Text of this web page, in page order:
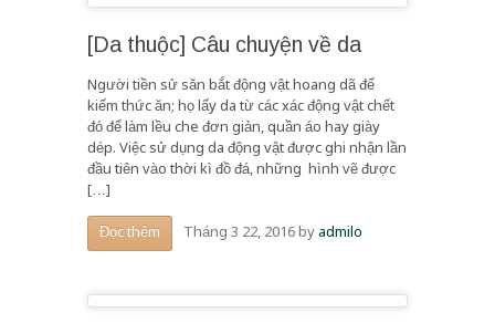
[Da thuộc] Câu chuyện về da
Người tiền sử săn bắt động vật hoang dã để
kiếm thức ăn; họ lấy da từ các xác động vật chết
đó để làm lều che đơn giản, quần áo hay giày
dép. Việc sử dụng da động vật được ghi nhận lần
đầu tiên vào thời kì đồ đá, những hình vẽ được
[…]
Đọc thêm Tháng 3 22, 2016byadmilo